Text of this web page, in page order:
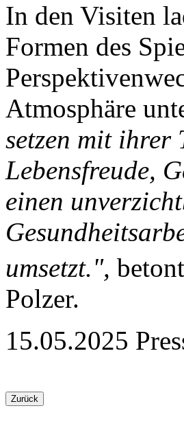
In den Visiten
Formen des
Atmosphäre
setzen mit ihrer
Lebensfreude,
einen
umsetzt.",
Polzer.
15.05.2025
Zurück